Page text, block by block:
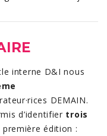
interne D&I nous
DEMAIN.
d’identifier trois
première édition :